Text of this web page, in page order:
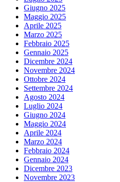
Giugno 2025
Maggio 2025
Aprile 2025
Marzo 2025
Febbraio 2025
Gennaio 2025
Dicembre 2024
Novembre 2024
Ottobre 2024
Settembre 2024
Agosto 2024
Luglio 2024
Giugno 2024
Maggio 2024
Aprile 2024
Marzo 2024
Febbraio 2024
Gennaio 2024
Dicembre 2023
Novembre 2023